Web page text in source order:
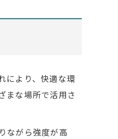
により、快適な環
まな場所で活用さ
ながら強度が高